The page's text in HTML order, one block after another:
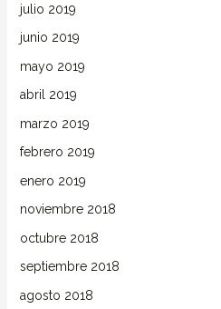
julio 2019
junio 2019
mayo 2019
abril 2019
marzo 2019
febrero 2019
enero 2019
noviembre 2018
octubre 2018
septiembre 2018
agosto 2018